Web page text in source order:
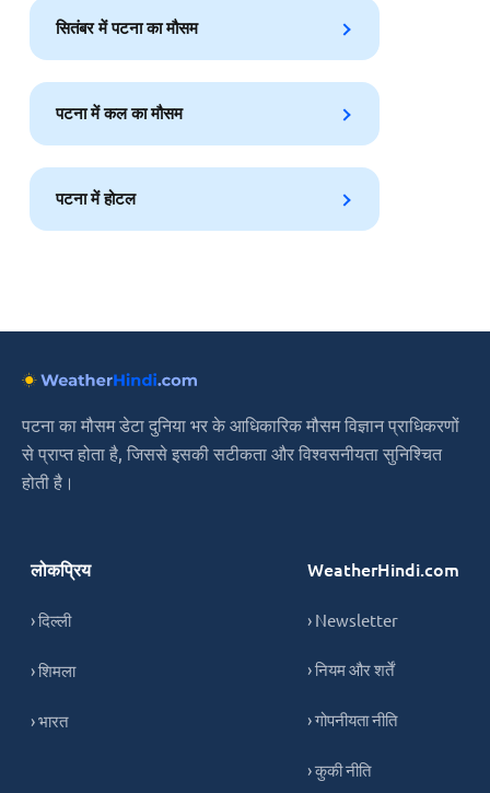
सितंबर में पटना का मौसम
पटना में कल का मौसम
पटना में होटल
पटना का मौसम डेटा दुनिया भर के आधिकारिक मौसम विज्ञान प्राधिकरणों
से प्राप्त होता है, जिससे इसकी सटीकता और विश्वसनीयता सुनिश्चित
होती है।
लोकप्रिय
› दिल्ली
› शिमला
› भारत
WeatherHindi.com
› Newsletter
› नियम और शर्तें
› गोपनीयता नीति
› कुकी नीति